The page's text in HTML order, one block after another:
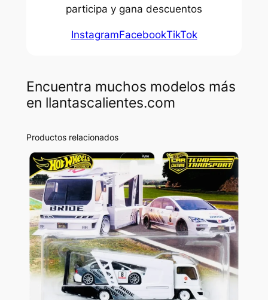
participa y gana descuentos
InstagramFacebookTikTok
Encuentra muchos modelos más
en llantascalientes.com
Productos relacionados